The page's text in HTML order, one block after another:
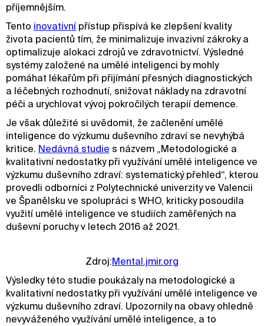
příjemnějším.
Tento inovativnípřístup přispívá ke zlepšení kvality
života pacientů tím, že minimalizuje invazivní zákroky a
optimalizuje alokaci zdrojů ve zdravotnictví. Výsledné
systémy založené na umělé inteligenci by mohly
pomáhat lékařům při přijímání přesných diagnostických
a léčebných rozhodnutí, snižovat náklady na zdravotní
péči a urychlovat vývoj pokročilých terapií demence.
Je však důležité si uvědomit, že začlenění umělé
inteligence do výzkumu duševního zdraví se nevyhýbá
kritice. Nedávná studie s názvem „Metodologické a
kvalitativní nedostatky při využívání umělé inteligence ve
výzkumu duševního zdraví: systematický přehled“, kterou
provedli odborníci z Polytechnické univerzity ve Valencii
ve Španělsku ve spolupráci s WHO, kriticky posoudila
využití umělé inteligence ve studiích zaměřených na
duševní poruchy v letech 2016 až 2021.
Zdroj:Mental.jmir.org
Výsledky této studie poukázaly na metodologické a
kvalitativní nedostatky při využívání umělé inteligence ve
výzkumu duševního zdraví. Upozornily na obavy ohledně
nevyváženého využívání umělé inteligence, a to